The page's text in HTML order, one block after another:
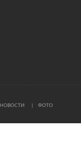
НОВОСТИ ФОТО